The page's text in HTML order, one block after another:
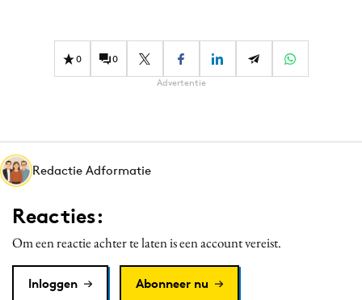
Gedragsverandering
Influencer marketing
Media
Merkstrategie
PR
Programmatic
Purpose Marketing
Reputatie & crisis
0 0
Advertentie
Redactie Adformatie
Reacties:
Om een reactie achter te laten is een account vereist.
Inloggen Abonneer nu